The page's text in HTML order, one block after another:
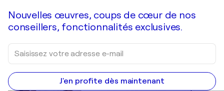
Nouvelles œuvres, coups de cœur de nos
conseillers, fonctionnalités exclusives.
J'en profite dès maintenant